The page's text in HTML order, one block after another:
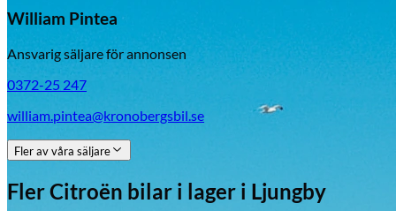
Mopedbil
Pickup
Visa alla fordon
William Pintea
Ansvarig säljare för annonsen
0372-25 247
william.pintea@kronobergsbil.se
Fler av våra säljare
FlerCitroën bilar i lager i Ljungby